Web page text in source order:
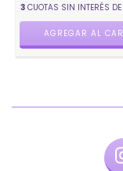
3 CUOTAS SIN INTERÉS DE